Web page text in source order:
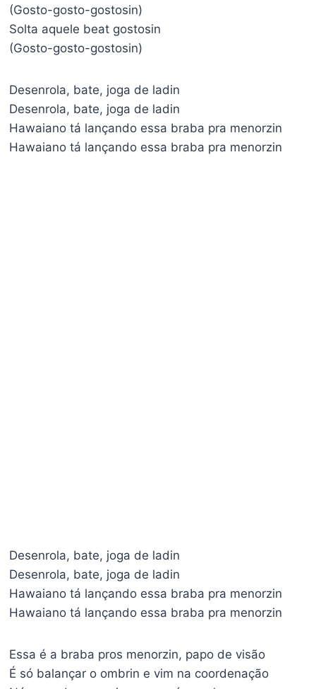
(Gosto-gosto-gostosin)
Solta aquele beat gostosin
(Gosto-gosto-gostosin)
Desenrola, bate, joga de ladin
Desenrola, bate, joga de ladin
Hawaiano tá lançando essa braba pra menorzin
Hawaiano tá lançando essa braba pra menorzin
Desenrola, bate, joga de ladin
Desenrola, bate, joga de ladin
Hawaiano tá lançando essa braba pra menorzin
Hawaiano tá lançando essa braba pra menorzin
Essa é a braba pros menorzin, papo de visão
É só balançar o ombrin e vim na coordenação